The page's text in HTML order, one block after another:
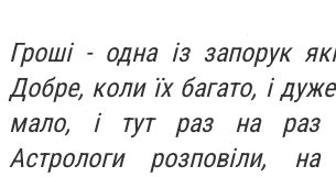
Гроші - одна із запорук
Добре, коли їх багато, і
мало, і тут раз на раз
Астрологи розповіли,